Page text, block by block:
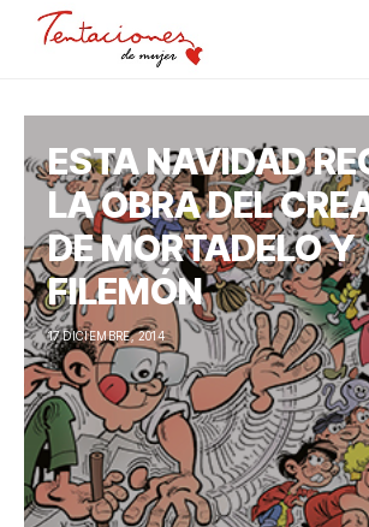
ESTA NAVIDAD
LA OBRA DEL
DE MORTADELO Y
FILEMÓN
17 DICIEMBRE, 2014